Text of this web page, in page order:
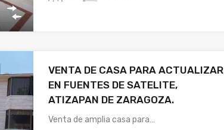
VENTA DE CASA PARA ACTUALIZAR
EN FUENTES DE SATELITE,
ATIZAPAN DE ZARAGOZA.
Venta de amplia casa para…